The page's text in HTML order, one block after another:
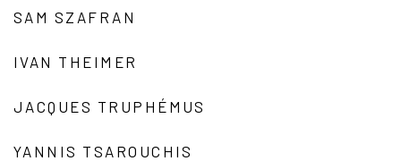
SAM SZAFRAN
IVAN THEIMER
JACQUES TRUPHÉMUS
YANNIS TSAROUCHIS